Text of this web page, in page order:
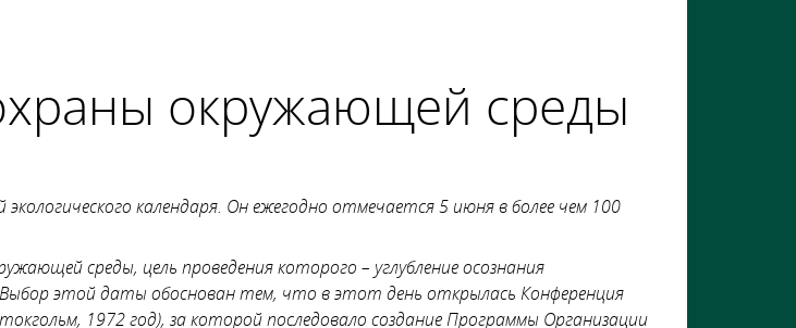
окружающей среды
календаря. Он ежегодно отмечается 5 июня в более чем 100
среды, цель проведения которого – углубление осознания
этой даты обоснован тем, что в этот день открылась Конференция
1972 год), за которой последовало создание Программы Организации